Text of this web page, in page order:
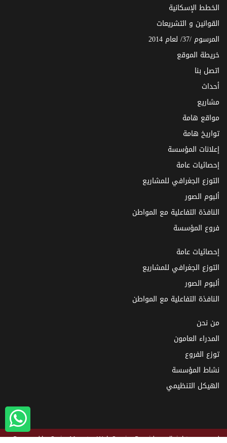
الخطط الإسكانية
القوانين و التشريعات
المرسوم /37/ لعام 2014
خريطة الموقع
اتصل بنا
أحداث
مشاريع
مواقع هامة
تواريخ هامة
إعلانات المؤسسة
إحصائيات عامة
التوزع الجغرافي للمشاريع
ألبوم الصور
النافذة التفاعلية مع المواطن
فروع المؤسسة
إحصائيات عامة
التوزع الجغرافي للمشاريع
ألبوم الصور
النافذة التفاعلية مع المواطن
من نحن
المدراء العامون
توزع الفروع
نشاط المؤسسة
الهيكل التنظيمي
Powered bySyrianMonsterWeb Service Provider - all rights reserved